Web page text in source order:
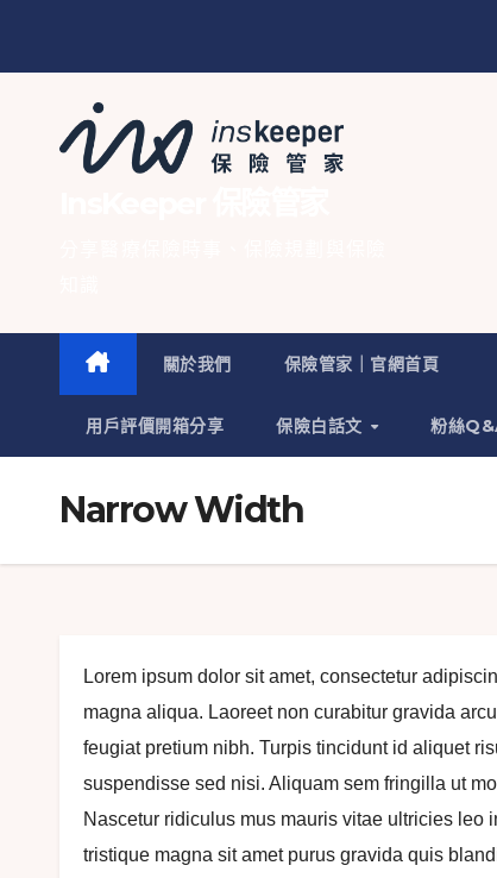
關於我們 保險管家｜官網首頁
用戶評價開箱分享 保險白話文 粉絲
Narrow Width
Lorem ipsum dolor sit amet, consectetur
magna aliqua. Laoreet non curabitur gravida
feugiat pretium nibh. Turpis tincidunt id aliquet
suspendisse sed nisi. Aliquam sem fringilla ut
Nascetur ridiculus mus mauris vitae ultricies leo
tristique magna sit amet purus gravida quis